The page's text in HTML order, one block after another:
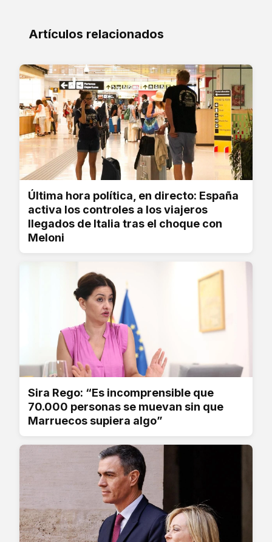
Artículos relacionados
Última hora política, en directo: España
activa los controles a los viajeros
llegados de Italia tras el choque con
Meloni
Sira Rego: “Es incomprensible que
70.000 personas se muevan sin que
Marruecos supiera algo”